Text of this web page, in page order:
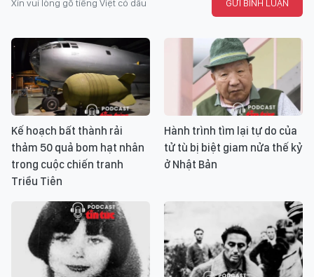
Xin vui lòng gõ tiếng Việt có dấu GỬI BÌNH LUẬN
Kế hoạch bất thành rải
thảm 50 quả bom hạt nhân
trong cuộc chiến tranh
Triều Tiên
Hành trình tìm lại tự do của
tử tù bị biệt giam nửa thế kỷ
ở Nhật Bản